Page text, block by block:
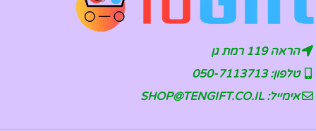
הראה 119 רמת גן
טלפון: 050-7113713
אימייל: SHOP@TENGIFT.CO.IL